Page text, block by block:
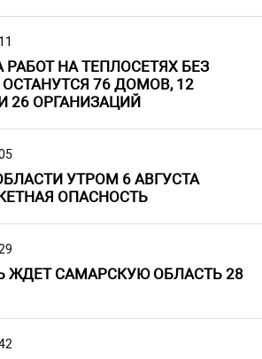
РАБОТ НА ТЕПЛОСЕТЯХ БЕЗ
76 ДОМОВ, 12
26 ОРГАНИЗАЦИЙ
УТРОМ 6 АВГУСТА
ОПАСНОСТЬ
ЖДЕТ САМАРСКУЮ ОБЛАСТЬ 28